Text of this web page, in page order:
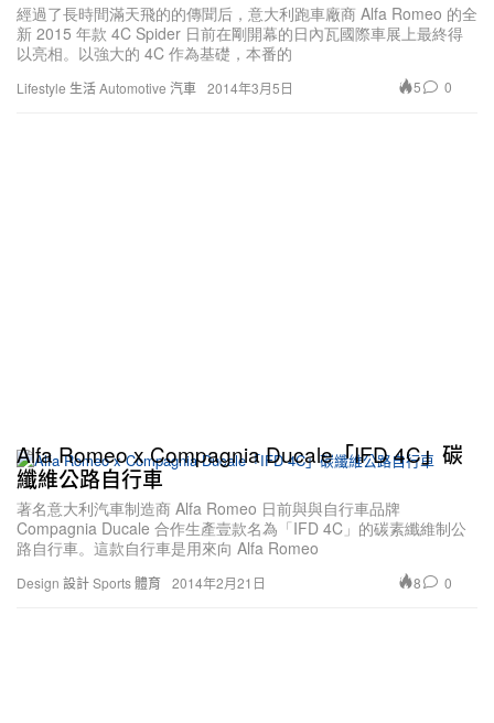
Lifestyle 生活Automotive 汽車
經過了長時間滿天飛的的傳聞后，意大利跑車廠商 Alfa Romeo 的全
新 2015 年款 4C Spider 日前在剛開幕的日內瓦國際車展上最終得
以亮相。以強大的 4C 作為基礎，本番的
2014年3月5日 5 0
Design 設計Sports 體育
Alfa Romeo x Compagnia Ducale「IFD 4C」碳
纖維公路自行車
著名意大利汽車制造商 Alfa Romeo 日前與與自行車品牌
Compagnia Ducale 合作生產壹款名為「IFD 4C」的碳素纖維制公
路自行車。這款自行車是用來向 Alfa Romeo
2014年2月21日 8 0